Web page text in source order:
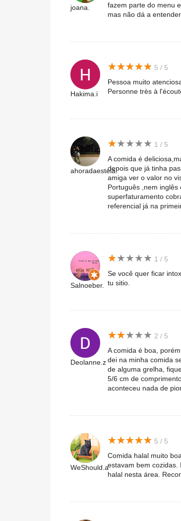
joana.
fazem parte do menu
mas não dá a
Hakima.i
★★★★★
★★★★★ 5 / 5
Pessoa muito
Personne très à
ahoradaestela.
★★★★★
★★★★★ 1 / 5
A comida é
depois que já tinha
amiga ver o valor no
Português ,nem
superfaturamento
referencial já na
Salnoeber.
★★★★★
★★★★★ 1 / 5
Se você quer ficar
tu sitio.
Deolanne.z
★★★★★
★★★★★ 2 / 5
A comida é boa,
dei na minha comida
de alguma grelha,
5/6 cm de
aconteceu nada de
WeShould.a
★★★★★
★★★★★ 5 / 5
Comida halal muito
estavam bem cozidas.
halal nesta área.